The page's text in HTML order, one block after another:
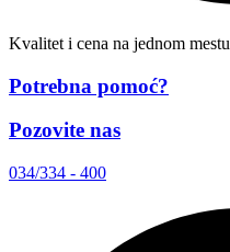
Kvalitet i cena na jednom mestu
Potrebna pomoć?
Pozovite nas
034/334 - 400